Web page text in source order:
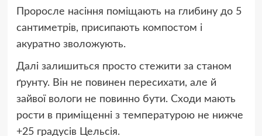
Проросле насіння поміщають на глибину до 5
сантиметрів, присипають компостом і
акуратно зволожують.
Далі залишиться просто стежити за станом
ґрунту. Він не повинен пересихати, але й
зайвої вологи не повинно бути. Сходи мають
рости в приміщенні з температурою не нижче
+25 градусів Цельсія.